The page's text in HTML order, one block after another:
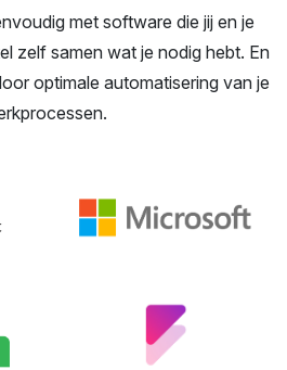
met software die jij en je
zelf samen wat je nodig hebt. En
optimale automatisering van je